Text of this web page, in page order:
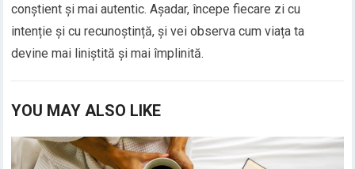
conștient și mai autentic. Așadar, începe fiecare zi cu
intenție și cu recunoștință, și vei observa cum viața ta
devine mai liniștită și mai împlinită.
YOU MAY ALSO LIKE